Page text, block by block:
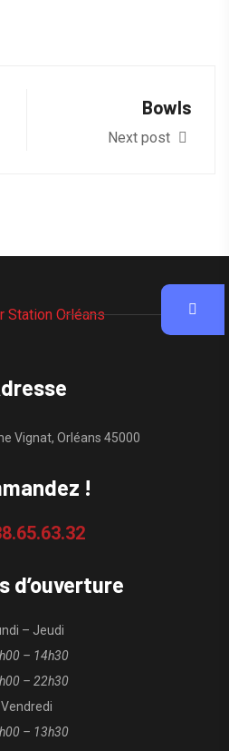
Bowls
Next post
Vignat, Orléans 45000
!
d’ouverture
– Jeudi
– 14h30
– 22h30
Vendredi
– 13h30